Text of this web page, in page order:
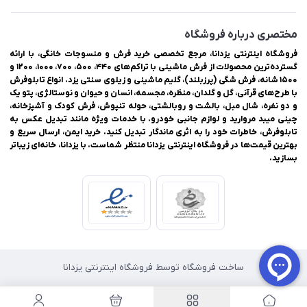
مختصری درباره فروشگاه
فروشگاه اینترنتی یزدانا، مرجع تخصصی خرید فرش و منسوجات خانگی، با ارائه
گسترده‌ترین محصولات از فرش ماشینی با تراکم‌های ۴۴۰، ۵۰۰، ۷۰۰، ۱۰۰۰، ۱۲۰۰ و
۱۵۰۰ شانه، فرش شگی (پرزبلند)، گلیم ماشینی و زیلوی سنتی یزد. انواع تابلوفرش
با طرح‌های قرآنی، گل و گلدان، منظره، مجسمه، انسان و حیوان و نوستالژی، پتو یک
و دو نفره، شال مبل، بالشت و روبالشتی، حوله تنپوش، فرش کودک و آشپزخانه،
چینی میبد مروارید و لوازم جانبی خودرو. با خدمات ویژه مانند تبدیل عکس به
تابلوفرش، خاطرات خود را به اثری ماندگار تبدیل کنید. خرید ایمن، ارسال سریع و
بهترین قیمت‌ها در فروشگاه اینترنتی یزدانا منتظر شماست. با یزدانا، خانه‌ای زیباتر
بسازید.
ساخت فروشگاه توسط فروشگاه اینترنتی یزدانا